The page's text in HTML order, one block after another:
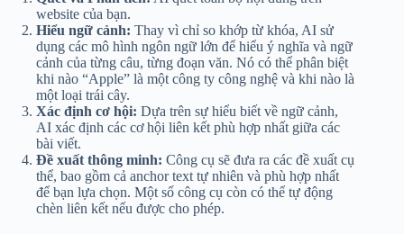
website của bạn.
Hiểu ngữ cảnh: Thay vì chỉ so khớp từ khóa, AI sử
dụng các mô hình ngôn ngữ lớn để hiểu ý nghĩa và ngữ
cảnh của từng câu, từng đoạn văn. Nó có thể phân biệt
khi nào “Apple” là một công ty công nghệ và khi nào là
một loại trái cây.
Xác định cơ hội: Dựa trên sự hiểu biết về ngữ cảnh,
AI xác định các cơ hội liên kết phù hợp nhất giữa các
bài viết.
Đề xuất thông minh: Công cụ sẽ đưa ra các đề xuất cụ
thể, bao gồm cả anchor text tự nhiên và phù hợp nhất
để bạn lựa chọn. Một số công cụ còn có thể tự động
chèn liên kết nếu được cho phép.